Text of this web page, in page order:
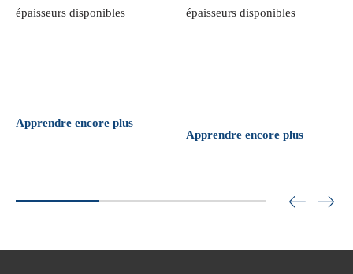
épaisseurs disponibles
Apprendre encore plus
épaisseurs disponibles
Apprendre encore plus